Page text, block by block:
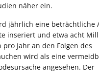
näher ein.
jährlich eine beträchtliche
inseriert und etwa acht
Jahr an den Folgen des
wird als eine
angesehen. Der